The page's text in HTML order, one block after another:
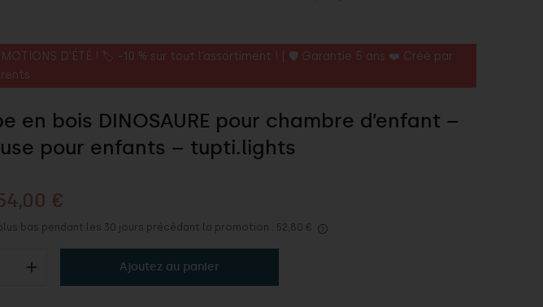
D'ÉTÉ ! 🏷️ -10 % sur tout l’assortiment ! | 🛡️ Garantie 5 ans ❤️ Créé par
en bois DINOSAURE pour chambre d’enfant –
pour enfants – tupti.lights
€
bas pendant les 30 jours précédant la promotion : 52,80 €
Ajoutez au panier